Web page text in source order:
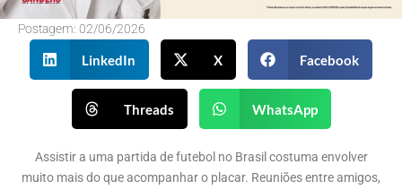
Postagem: 02/06/2026
LinkedIn X Facebook
Threads WhatsApp
Assistir a uma partida de futebol no Brasil costuma envolver
muito mais do que acompanhar o placar. Reuniões entre amigos,